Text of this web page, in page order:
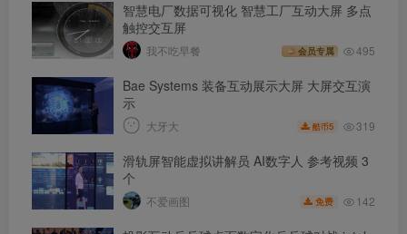
智慧电厂数据可视化 智慧工厂互动大屏 多点
触控交互屏
我不吃早餐 会员专属 495
Bae Systems 装备互动展示大屏 大屏交互演
示
大牙大 酷币5 319
滑轨屏智能虚拟讲解员 AI数字人 参考视频 3
个
不爱画图 免费 142